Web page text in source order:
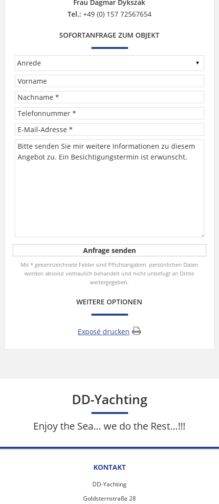
Frau Dagmar Dykszak
Tel.: +49 (0) 157 72567654
SOFORTANFRAGE ZUM OBJEKT
Mit * gekennzeichnete Felder sind Pflichtangaben. persönlichen Daten
werden absolut vertraulich behandelt und nicht unbefugt an Dritte
weitergegeben.
WEITERE OPTIONEN
Exposé drucken
DD-Yachting
Enjoy the Sea… we do the Rest…!!!
KONTAKT
DD-Yachting
Goldsternstraße 28